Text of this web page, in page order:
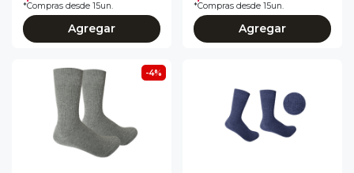
*Compras desde 15un.
Agregar
*Compras desde 15un.
Agregar
-4%